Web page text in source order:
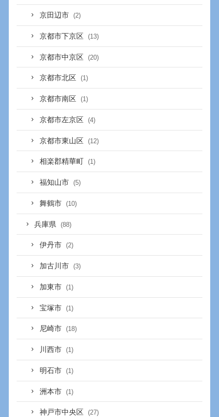
京田辺市 (2)
京都市下京区 (13)
京都市中京区 (20)
京都市北区 (1)
京都市南区 (1)
京都市左京区 (4)
京都市東山区 (12)
相楽郡精華町 (1)
福知山市 (5)
舞鶴市 (10)
兵庫県 (88)
伊丹市 (2)
加古川市 (3)
加東市 (1)
宝塚市 (1)
尼崎市 (18)
川西市 (1)
明石市 (1)
洲本市 (1)
神戸市中央区 (27)